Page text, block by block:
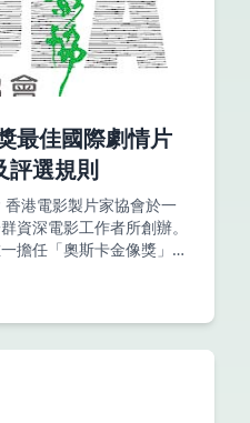
最佳國際劇情片
評選規則
資深電影工作者所創辦。
擔任「奧斯卡金像獎」香